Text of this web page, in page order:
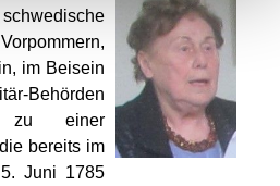
im Beisein
Behörden
zu einer
bereits im
Juni 1785